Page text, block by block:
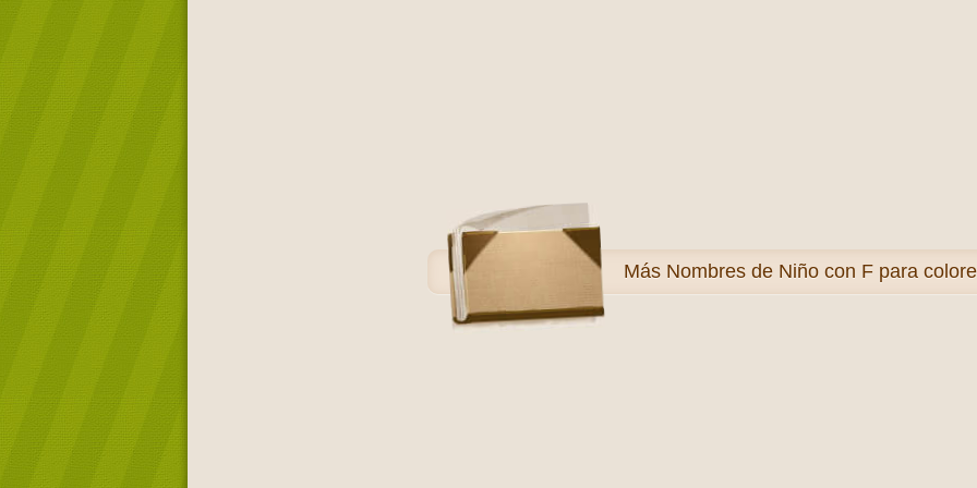
Más Nombres de Niño con F para